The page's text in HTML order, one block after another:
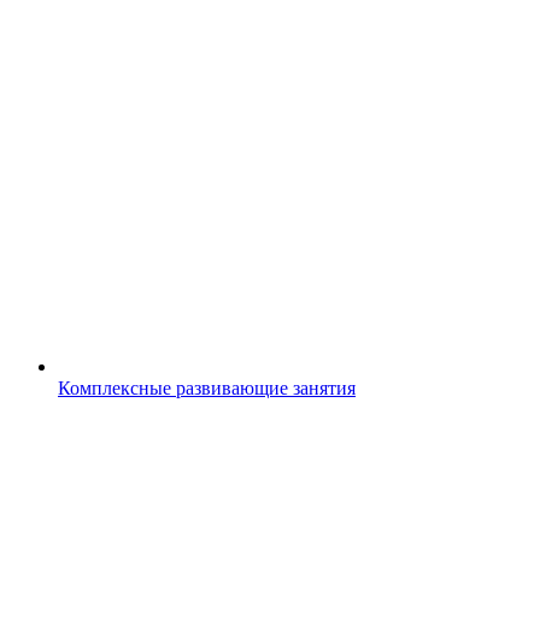
Комплексные развивающие занятия